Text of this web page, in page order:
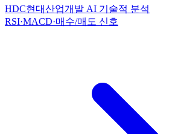
HDC현대산업개발 AI 기술적 분석
RSI·MACD·매수/매도 신호